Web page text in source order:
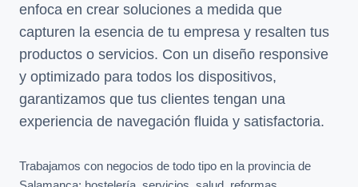
enfoca en crear soluciones a medida que
capturen la esencia de tu empresa y resalten tus
productos o servicios. Con un diseño responsive
y optimizado para todos los dispositivos,
garantizamos que tus clientes tengan una
experiencia de navegación fluida y satisfactoria.
Trabajamos con negocios de todo tipo en la provincia de